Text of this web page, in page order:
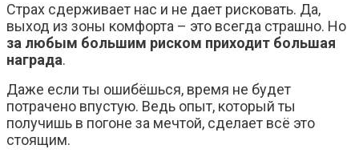
Страх сдерживает нас и не дает рисковать. Да,
выход из зоны комфорта – это всегда страшно. Но
за любым большим риском приходит большая
награда.
Даже если ты ошибёшься, время не будет
потрачено впустую. Ведь опыт, который ты
получишь в погоне за мечтой, сделает всё это
стоящим.